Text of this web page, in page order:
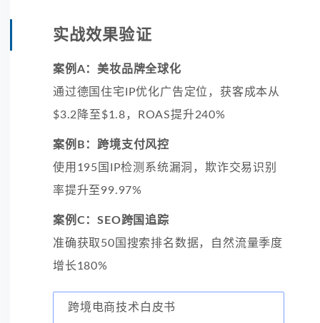
实战效果验证
案例A：美妆品牌全球化
通过德国住宅IP优化广告定位，获客成本从
$3.2降至$1.8，ROAS提升240%
案例B：跨境支付风控
使用195国IP检测系统漏洞，欺诈交易识别
率提升至99.97%
案例C：SEO跨国追踪
准确获取50国搜索排名数据，自然流量季度
增长180%
跨境电商技术白皮书